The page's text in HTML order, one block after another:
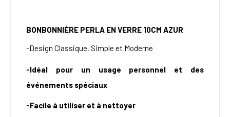
BONBONNIÉRE PERLA EN VERRE 10CM AZUR
-Design Classique, Simple et Moderne
-Idéal pour un usage personnel et des
événements spéciaux
-Facile à utiliser et à nettoyer